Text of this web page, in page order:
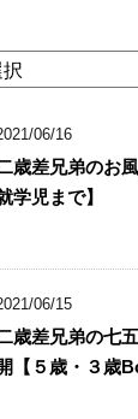
06/16
歳差兄弟のお
学児まで】
06/15
歳差兄弟の七
【５歳・３歳